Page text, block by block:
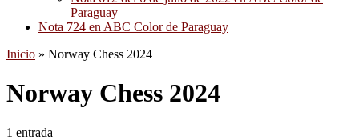
Paraguay
Nota 724 en ABC Color de Paraguay
Inicio » Norway Chess 2024
Norway Chess 2024
1 entrada